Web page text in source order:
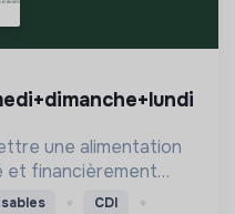
une alimentation
et financièrement
CDI